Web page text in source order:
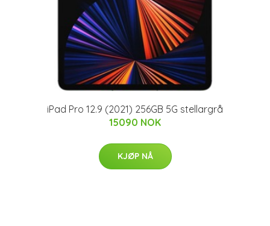
iPad Pro 12.9 (2021) 256GB 5G stellargrå
15090 NOK
KJØP NÅ